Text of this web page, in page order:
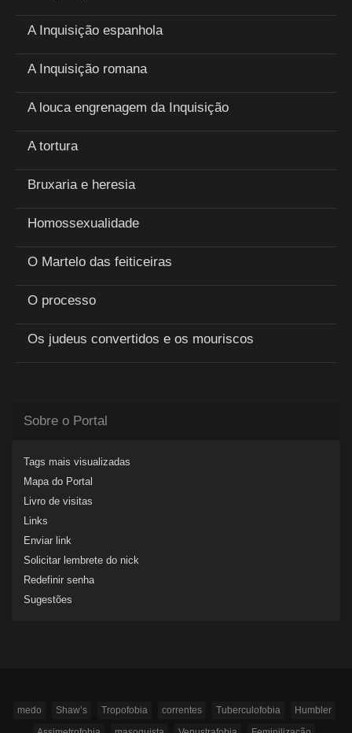
A Inquisição espanhola
A Inquisição romana
A louca engrenagem da Inquisição
A tortura
Bruxaria e heresia
Homossexualidade
O Martelo das feiticeiras
O processo
Os judeus convertidos e os mouriscos
Sobre o Portal
Tags mais visualizadas
Mapa do Portal
Livro de visitas
Links
Enviar link
Solicitar lembrete do nick
Redefinir senha
Sugestões
medo Shaw’s Tropofobia correntes Tuberculofobia
Humbler